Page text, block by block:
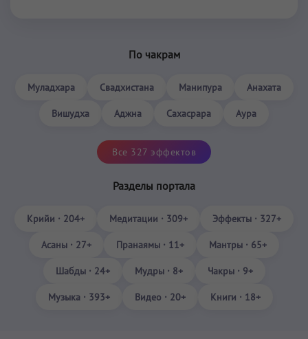
По чакрам
Муладхара Свадхистана Манипура Анахата
Вишудха Аджна Сахасрара Аура
Все 327 эффектов
Разделы портала
Крийи · 204+ Медитации · 309+ Эффекты · 327+
Асаны · 27+ Пранаямы · 11+ Мантры · 65+
Шабды · 24+ Мудры · 8+ Чакры · 9+
Музыка · 393+ Видео · 20+ Книги · 18+